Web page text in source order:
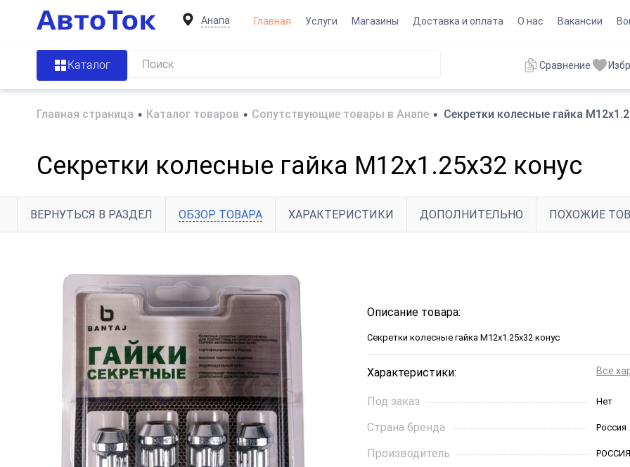
Анапа Главная Услуги Магазины Доставка и оплата О нас Вакансии
Каталог Сравнение
Главная страница • Каталог товаров • Сопутствующие товары в Анапе • Секретки колесные гайка
Секретки колесные гайка M12x1.25x32 конус
ВЕРНУТЬСЯ В РАЗДЕЛ ОБЗОР ТОВАРА ХАРАКТЕРИСТИКИ ДОПОЛНИТЕЛЬНО ПОХОЖИЕ
Описание товара:
Секретки колесные гайка M12x1.25x32 конус
Характеристики: Все
Под заказ Нет
Страна бренда Россия
Производитель РОССИЯ